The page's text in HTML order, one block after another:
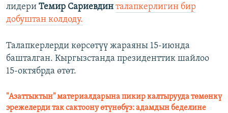
лидери Темир Сариевдин талапкерлигин бир
добуштан колдоду.
Талапкерлерди көрсөтүү жараяны 15-июнда
башталган. Кыргызстанда президенттик шайлоо
15-октябрда өтөт.
"Азаттыктын" материалдарына пикир калтырууда төмөнкү
эрежелерди так сактоону өтүнөбүз: адамдын беделине